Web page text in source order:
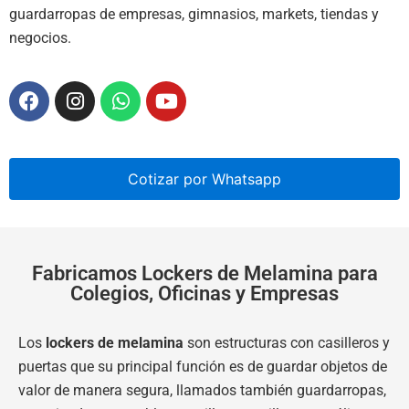
guardarropas de empresas, gimnasios, markets, tiendas y
negocios.
Cotizar por Whatsapp
Fabricamos Lockers de Melamina para
Colegios, Oficinas y Empresas
Los lockers de melamina son estructuras con casilleros y
puertas que su principal función es de guardar objetos de
valor de manera segura, llamados también guardarropas,